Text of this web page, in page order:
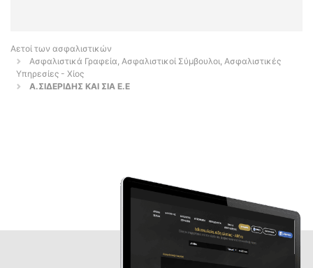
Αετοί των ασφαλιστικών
Ασφαλιστικά Γραφεία, Ασφαλιστικοί Σύμβουλοι, Ασφαλιστικές
Υπηρεσίες - Χίος
Α.ΣΙΔΕΡΙΔΗΣ ΚΑΙ ΣΙΑ Ε.Ε